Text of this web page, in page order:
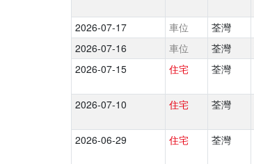
2026-07-17 車位 荃灣
2026-07-16
車位 荃灣
2026-07-15
住宅 荃灣
2026-07-10 住宅 荃灣
2026-06-29 住宅 荃灣